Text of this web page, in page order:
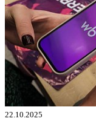
22.10.2025